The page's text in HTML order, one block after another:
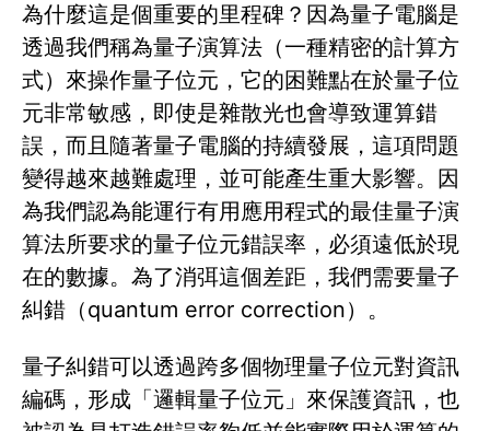
為什麼這是個重要的里程碑？因為量子電腦是
透過我們稱為量子演算法（一種精密的計算方
式）來操作量子位元，它的困難點在於量子位
元非常敏感，即使是雜散光也會導致運算錯
誤，而且隨著量子電腦的持續發展，這項問題
變得越來越難處理，並可能產生重大影響。因
為我們認為能運行有用應用程式的最佳量子演
算法所要求的量子位元錯誤率，必須遠低於現
在的數據。為了消弭這個差距，我們需要量子
糾錯（quantum error correction）。
量子糾錯可以透過跨多個物理量子位元對資訊
編碼，形成「邏輯量子位元」來保護資訊，也